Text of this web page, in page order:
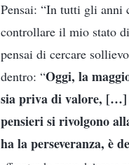
Pensai: “In tutti gli anni
controllare il mio stato
pensai di cercare
dentro: “Oggi, la
sia priva di valore, […]
pensieri si rivolgono
ha la perseveranza, è